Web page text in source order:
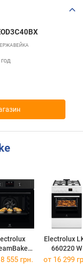
4P57H
Electrolux
660220 W
555 грн. от 16 299